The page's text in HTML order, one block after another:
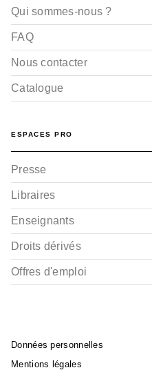
Qui sommes-nous ?
FAQ
Nous contacter
Catalogue
ESPACES PRO
Presse
Libraires
Enseignants
Droits dérivés
Offres d'emploi
Données personnelles
Mentions légales